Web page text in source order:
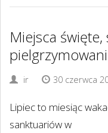
Miejsca święte,
ir 30 czerwca
Lipiec to miesiąc
sanktuariów w